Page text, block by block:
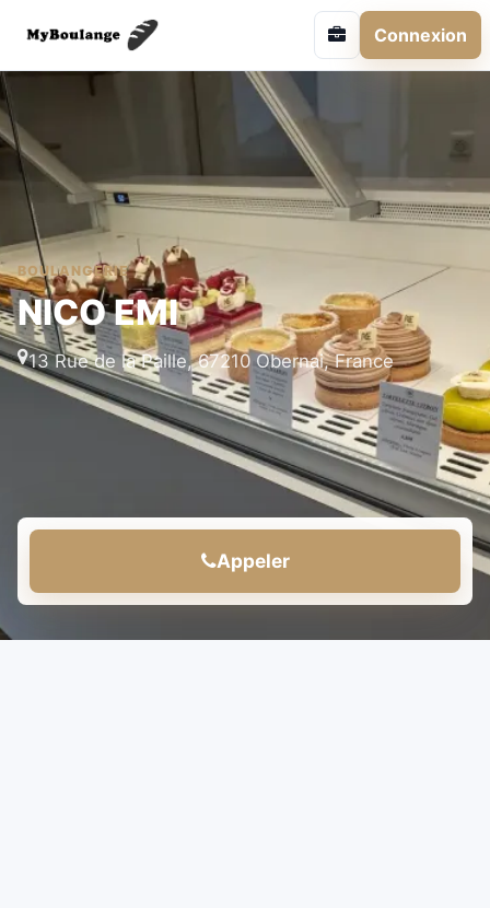
Connexion
BOULANGERIE
NICO EMI
13 Rue de la Paille, 67210 Obernai, France
Appeler